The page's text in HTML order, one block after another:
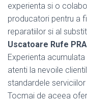
experienta si o
producatori pentru a
reparatiilor si al
Uscatoare Rufe
Experienta
atenti la nevoile
standardele
Tocmai de aceea